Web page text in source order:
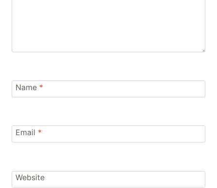
Name *
Email *
Website